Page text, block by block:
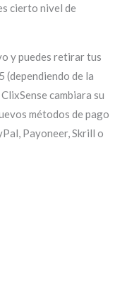
cierto nivel de
y puedes retirar tus
(dependiendo de la
cambiara su
métodos de pago
Payoneer, Skrill o